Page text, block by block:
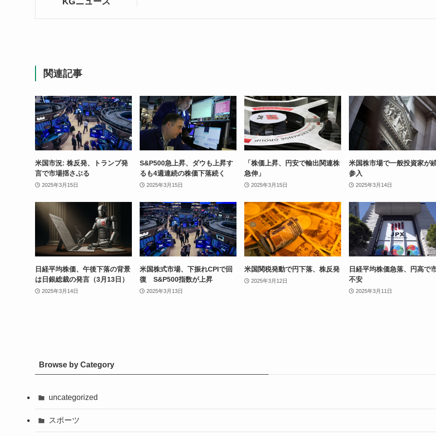
関連記事
米国市況: 株反発、トランプ発
言で市場揺さぶる
2025年3月15日
S&P500急上昇、ダウも上昇す
るも4週連続の株価下落続く
2025年3月15日
「株価上昇、円安で輸出関連株
急伸」
2025年3月15日
米国株市場で一般投資家が
参入
2025年3月14日
日経平均株価、午後下落の背景
は日銀総裁の発言（3月13日）
2025年3月14日
米国株式市場、下振れCPIで回
復 S&P500指数が上昇
2025年3月13日
米国関税発動で円下落、株反発
2025年3月12日
日経平均株価急落、円高で
不安
2025年3月11日
Browse by Category
uncategorized
スポーツ